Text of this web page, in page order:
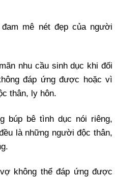
mê nét đẹp của người
nhu cầu sinh dục khi đối
đáp ứng được hoặc vì
thân, ly hôn.
búp bê tình dục nói riêng,
là những người độc thân,
không thể đáp ứng được